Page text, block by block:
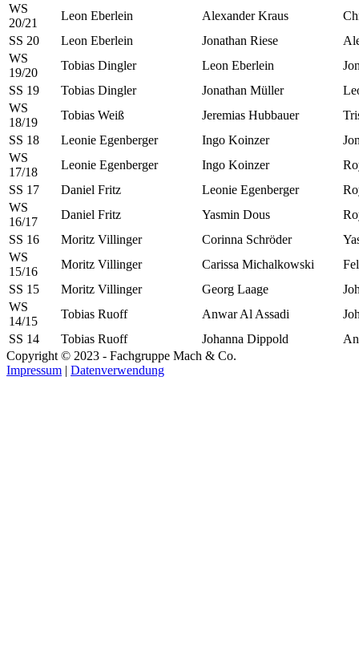
WS
20/21
Leon Eberlein Alexander Kraus
SS 20
Leon Eberlein Jonathan Riese
WS
19/20
Tobias Dingler Leon Eberlein
SS 19
Tobias Dingler Jonathan Müller
WS
18/19
Tobias Weiß Jeremias Hubbauer
SS 18
Leonie Egenberger Ingo Koinzer
WS
17/18
Leonie Egenberger Ingo Koinzer
SS 17
Daniel Fritz Leonie Egenberger
WS
16/17
Daniel Fritz Yasmin Dous
SS 16
Moritz Villinger Corinna Schröder
WS
15/16
Moritz Villinger Carissa Michalkowski
SS 15
Moritz Villinger Georg Laage
WS
14/15
Tobias Ruoff Anwar Al Assadi
SS 14
Tobias Ruoff Johanna Dippold
Copyright © 2023 - Fachgruppe Mach & Co.
Impressum | Datenverwendung